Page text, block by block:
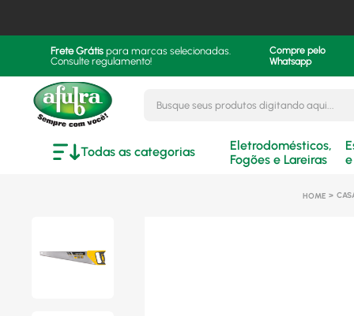
Frete Grátis para marcas selecionadas.
Consulte regulamento!
Compre pelo
Whatsapp
Todas as categorias
Eletrodomésticos,
Fogões e Lareiras